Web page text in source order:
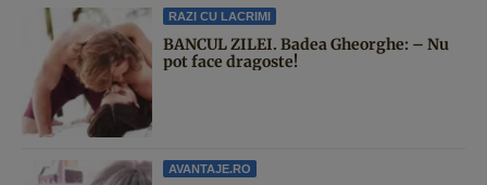
RAZI CU LACRIMI
BANCUL ZILEI. Badea Gheorghe: – Nu
pot face dragoste!
AVANTAJE.RO